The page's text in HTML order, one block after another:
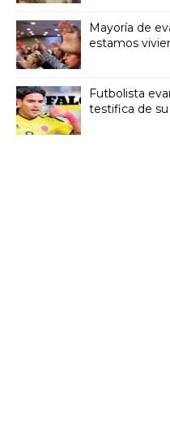
Mayoría de
estamos
Futbolista
testifica de